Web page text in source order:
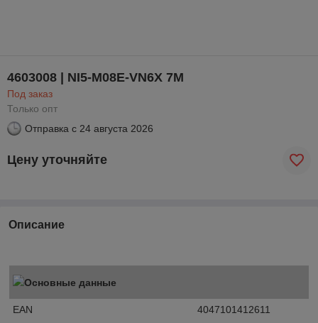
4603008 | NI5-M08E-VN6X 7M
Под заказ
Только опт
Отправка с 24 августа 2026
Цену уточняйте
Описание
Основные данные
EAN 4047101412611